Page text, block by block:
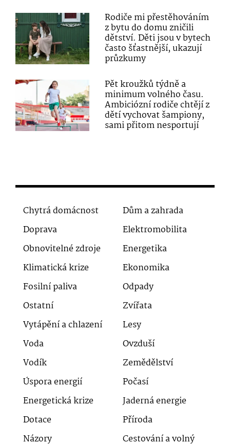
Rodiče mi přestěhováním
z bytu do domu zničili
dětství. Děti jsou v bytech
často šťastnější, ukazují
průzkumy
Pět kroužků týdně a
minimum volného času.
Ambiciózní rodiče chtějí z
dětí vychovat šampiony,
sami přitom nesportují
Chytrá domácnost
Dům a zahrada
Doprava
Elektromobilita
Obnovitelné zdroje
Energetika
Klimatická krize
Ekonomika
Fosilní paliva
Odpady
Ostatní
Zvířata
Vytápění a chlazení
Lesy
Voda
Ovzduší
Vodík
Zemědělství
Úspora energií
Počasí
Energetická krize
Jaderná energie
Dotace
Příroda
Názory
Cestování a volný